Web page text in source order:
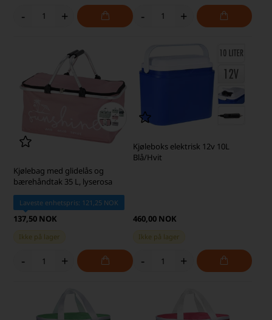
- + - +
Kjølebag med glidelås og
bærehåndtak 35 L, lyserosa
Laveste enhetspris: 121,25 NOK
137,50 NOK
Ikke på lager
- +
Kjøleboks elektrisk 12v 10L
Blå/Hvit
460,00 NOK
Ikke på lager
- +